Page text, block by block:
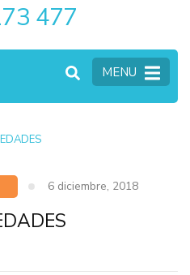
477
MENU
6 diciembre, 2018